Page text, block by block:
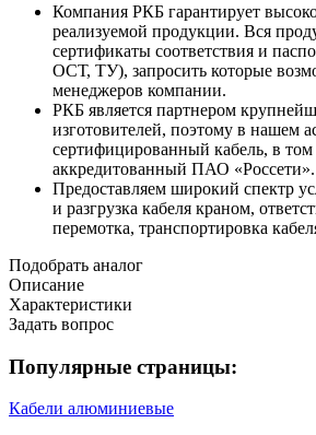
Компания РКБ гарантирует
реализуемой продукции. Вся
сертификаты соответствия и
ОСТ, ТУ), запросить которые
менеджеров компании.
РКБ является партнером
изготовителей, поэтому в нашем
сертифицированный кабель, в том
аккредитованный ПАО «Россети».
Предоставляем широкий спектр
и разгрузка кабеля краном,
перемотка, транспортировка
Подобрать аналог
Описание
Характеристики
Задать вопрос
Популярные страницы:
Кабели алюминиевые